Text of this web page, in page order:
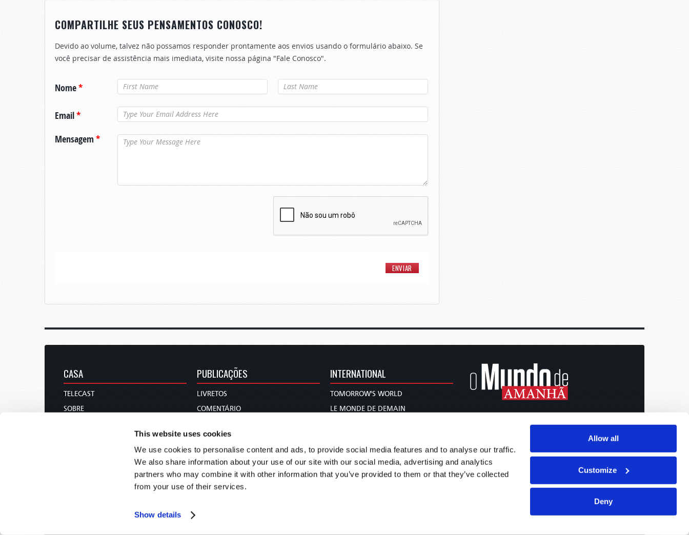
This website uses cookies
We use cookies to personalise content and ads, to provide social media features and to analyse our traffic.
We also share information about your use of our site with our social media, advertising and analytics
partners who may combine it with other information that you’ve provided to them or that they’ve collected
from your use of their services.
Show details
Allow all
Customize
Deny
COMPARTILHE SEUS PENSAMENTOS CONOSCO!
Devido ao volume, talvez não possamos responder prontamente aos envios usando o formulário abaixo. Se
você precisar de assistência mais imediata, visite nossa página "Fale Conosco".
Nome*
Último nome
*
Email*
Mensagem *
CASA
TELECAST
SOBRE
CALENDÁRIO DOS DIAS SANTOS
PUBLICAÇÕES
LIVRETOS
COMENTÁRIO
INTERNATIONAL
TOMORROW'S WORLD
LE MONDE DE DEMAIN
WERELD VAN MORGEN